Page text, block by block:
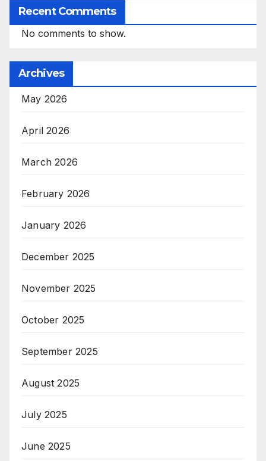
Recent Comments
No comments to show.
Archives
May 2026
April 2026
March 2026
February 2026
January 2026
December 2025
November 2025
October 2025
September 2025
August 2025
July 2025
June 2025